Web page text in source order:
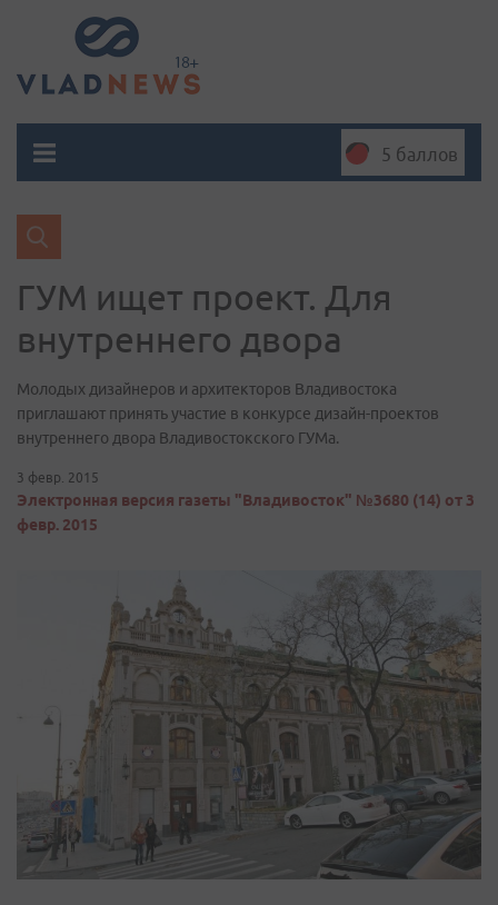
5 баллов
ГУМ ищет проект. Для
внутреннего двора
Молодых дизайнеров и архитекторов Владивостока
приглашают принять участие в конкурсе дизайн-проектов
внутреннего двора Владивостокского ГУМа.
3 февр. 2015
Электронная версия газеты "Владивосток" №3680 (14) от 3
февр. 2015